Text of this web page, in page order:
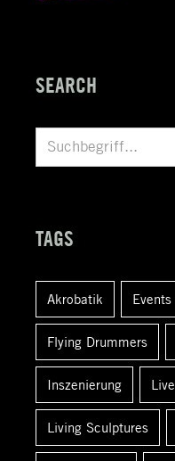
SEARCH
u
e
c
TAGS
Akrobatik Events
Flying Drummers
Inszenierung Live
Living Sculptures